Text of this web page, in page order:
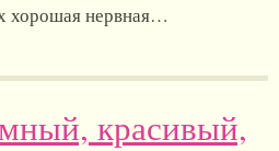
хорошая нервная…
красивый,